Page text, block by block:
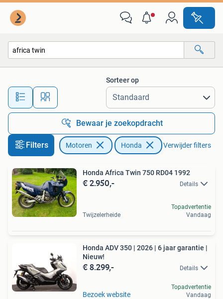
Alle afstanden…
Sorteer op
Bewaar je zoekopdracht
Filters Motoren Honda Verwijder filters
Honda Africa Twin 750 RD04 1992
€ 2.950,- Details
Twijzelerheide
Topadvertentie
Vandaag
Honda ADV 350 | 2026 | 6 jaar garantie |
Nieuw!
€ 8.299,- Details
Bezoek website
Topadvertentie
Vandaag